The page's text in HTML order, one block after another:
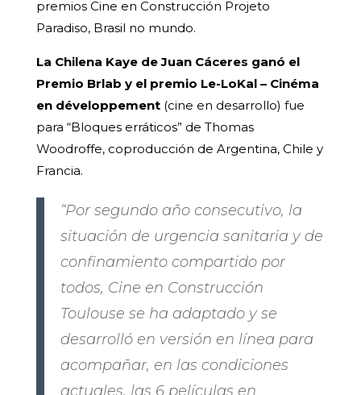
premios Cine en Construcción Projeto
Paradiso, Brasil no mundo.
La Chilena Kaye de Juan Cáceres ganó el
Premio Brlab y el premio Le-LoKal – Cinéma
en développement(cine en desarrollo) fue
para “Bloques erráticos” de Thomas
Woodroffe, coproducción de Argentina, Chile y
Francia.
“Por segundo año consecutivo, la
situación de urgencia sanitaria y de
confinamiento compartido por
todos, Cine en Construcción
Toulouse se ha adaptado y se
desarrolló en versión en línea para
acompañar, en las condiciones
actuales, las 6 películas en